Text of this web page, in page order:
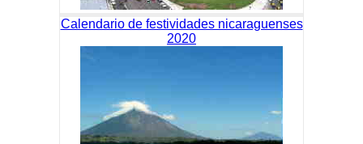
Calendario de festividades nicaraguenses
2020